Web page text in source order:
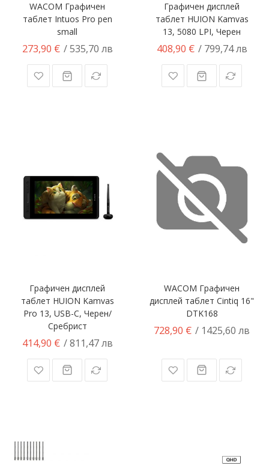
WACOM Графичен
таблет Intuos Pro pen
small
273,90 € / 535,70 лв
Графичен дисплей
таблет HUION Kamvas
13, 5080 LPI, Черен
408,90 € / 799,74 лв
Графичен дисплей
таблет HUION Kamvas
Pro 13, USB-C, Черен/
Сребрист
414,90 € / 811,47 лв
WACOM Графичен
дисплей таблет Cintiq 16"
DTK168
728,90 € / 1425,60 лв